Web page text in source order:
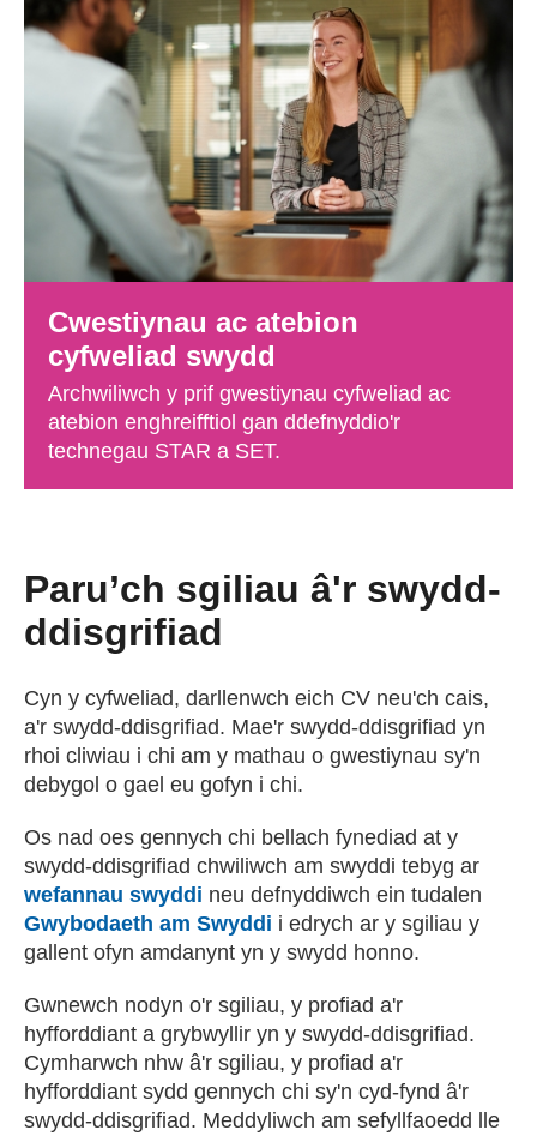
Cwestiynau ac atebion
cyfweliad swydd
Archwiliwch y prif gwestiynau cyfweliad ac
atebion enghreifftiol gan ddefnyddio'r
technegau STAR a SET.
Paru’ch sgiliau â'r swydd-
ddisgrifiad
Cyn y cyfweliad, darllenwch eich CV neu'ch cais,
a'r swydd-ddisgrifiad. Mae'r swydd-ddisgrifiad yn
rhoi cliwiau i chi am y mathau o gwestiynau sy'n
debygol o gael eu gofyn i chi.
Os nad oes gennych chi bellach fynediad at y
swydd-ddisgrifiad chwiliwch am swyddi tebyg ar
wefannau swyddi neu defnyddiwch ein tudalen
Gwybodaeth am Swyddi i edrych ar y sgiliau y
gallent ofyn amdanynt yn y swydd honno.
Gwnewch nodyn o'r sgiliau, y profiad a'r
hyfforddiant a grybwyllir yn y swydd-ddisgrifiad.
Cymharwch nhw â'r sgiliau, y profiad a'r
hyfforddiant sydd gennych chi sy'n cyd-fynd â'r
swydd-ddisgrifiad. Meddyliwch am sefyllfaoedd lle